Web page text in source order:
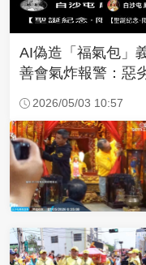
AI偽造「福氣包」
善會氣炸報警：惡
2026/05/03 10:57